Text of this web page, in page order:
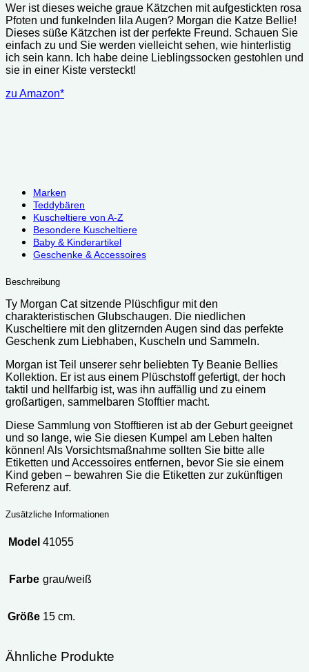
Wer ist dieses weiche graue Kätzchen mit aufgestickten rosa
Pfoten und funkelnden lila Augen? Morgan die Katze Bellie!
Dieses süße Kätzchen ist der perfekte Freund. Schauen Sie
einfach zu und Sie werden vielleicht sehen, wie hinterlistig
ich sein kann. Ich habe deine Lieblingssocken gestohlen und
sie in einer Kiste versteckt!
zu Amazon*
Marken
Teddybären
Kuscheltiere von A-Z
Besondere Kuscheltiere
Baby & Kinderartikel
Geschenke & Accessoires
Beschreibung
Ty Morgan Cat sitzende Plüschfigur mit den
charakteristischen Glubschaugen. Die niedlichen
Kuscheltiere mit den glitzernden Augen sind das perfekte
Geschenk zum Liebhaben, Kuscheln und Sammeln.
Morgan ist Teil unserer sehr beliebten Ty Beanie Bellies
Kollektion. Er ist aus einem Plüschstoff gefertigt, der hoch
taktil und hellfarbig ist, was ihn auffällig und zu einem
großartigen, sammelbaren Stofftier macht.
Diese Sammlung von Stofftieren ist ab der Geburt geeignet
und so lange, wie Sie diesen Kumpel am Leben halten
können! Als Vorsichtsmaßnahme sollten Sie bitte alle
Etiketten und Accessoires entfernen, bevor Sie sie einem
Kind geben – bewahren Sie die Etiketten zur zukünftigen
Referenz auf.
Zusätzliche Informationen
Model 41055
Farbe grau/weiß
Größe 15 cm.
Ähnliche Produkte